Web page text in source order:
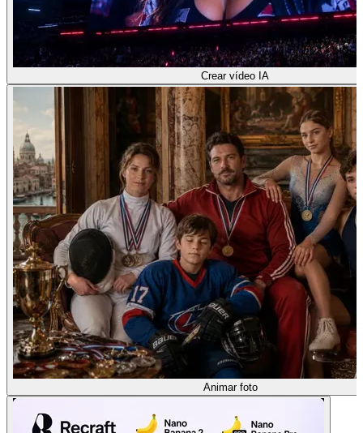
Crear vídeo IA
Animar foto